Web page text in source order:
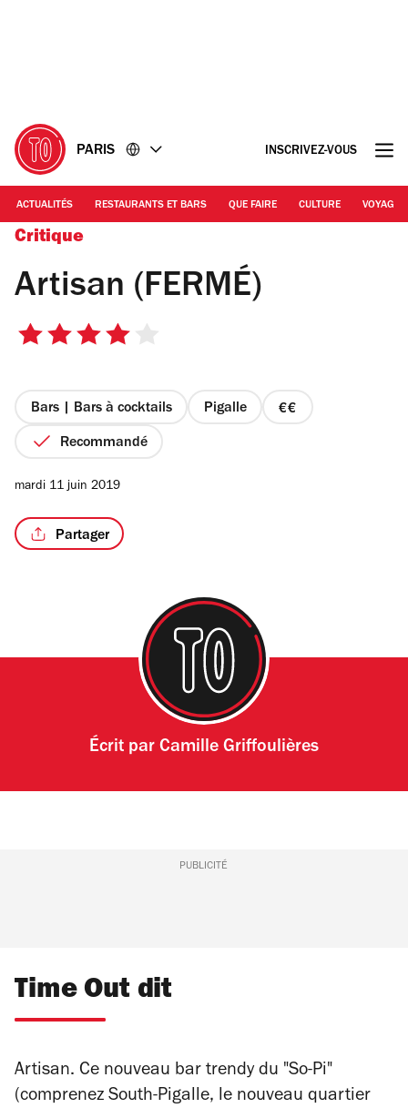
PARIS INSCRIVEZ-VOUS
ACTUALITÉS RESTAURANTS ET BARS QUE FAIRE CULTURE VOYAGE
Critique
Artisan (FERMÉ)
4
étoiles
Bars | Bars à cocktails Pigalle
prix
Recommandé
mardi 11 juin 2019
Partager
Écrit par Camille Griffoulières
PUBLICITÉ
Time Out dit
Artisan. Ce nouveau bar trendy du "So-Pi"
(comprenez South-Pigalle, le nouveau quartier